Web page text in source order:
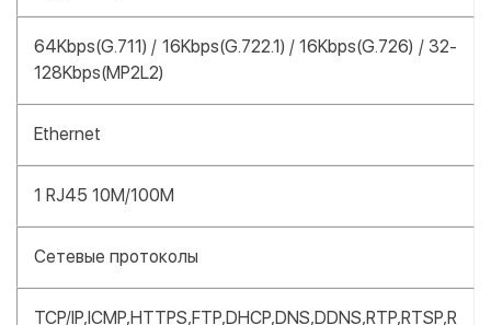
64Kbps(G.711) / 16Kbps(G.722.1) / 16Kbps(G.726) / 32-
128Kbps(MP2L2)
Ethernet
1 RJ45 10M/100M
Сетевые протоколы
TCP/IP,ICMP,HTTPS,FTP,DHCP,DNS,DDNS,RTP,RTSP,R